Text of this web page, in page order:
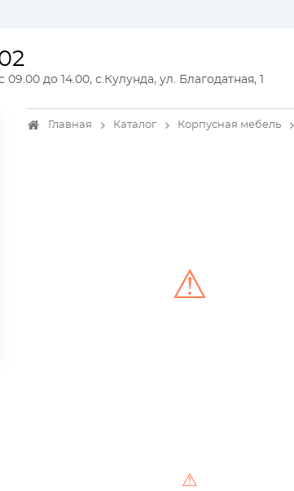
09.00 до 14.00, с.Кулунда, ул. Благодатная, 1
Главная Каталог Корпусная мебель
⚠
⚠